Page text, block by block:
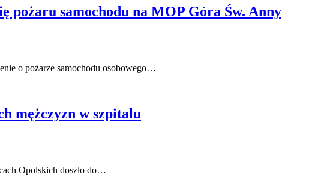
pożaru samochodu na MOP Góra Św. Anny
o pożarze samochodu osobowego…
mężczyzn w szpitalu
Opolskich doszło do…